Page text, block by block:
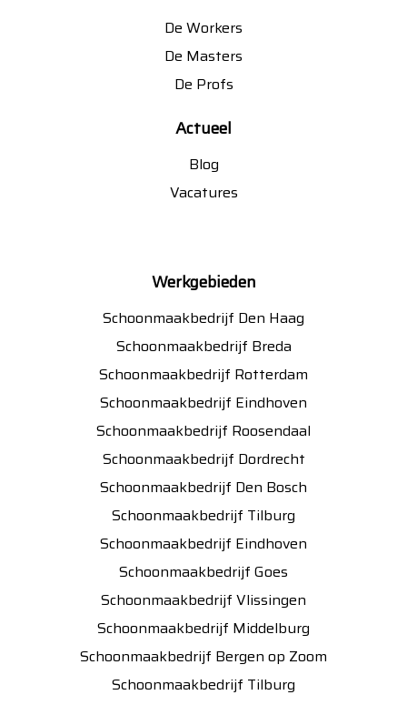
De Workers
De Masters
De Profs
Actueel
Blog
Vacatures
Werkgebieden
Schoonmaakbedrijf Den Haag
Schoonmaakbedrijf Breda
Schoonmaakbedrijf Rotterdam
Schoonmaakbedrijf Eindhoven
Schoonmaakbedrijf Roosendaal
Schoonmaakbedrijf Dordrecht
Schoonmaakbedrijf Den Bosch
Schoonmaakbedrijf Tilburg
Schoonmaakbedrijf Eindhoven
Schoonmaakbedrijf Goes
Schoonmaakbedrijf Vlissingen
Schoonmaakbedrijf Middelburg
Schoonmaakbedrijf Bergen op Zoom
Schoonmaakbedrijf Tilburg